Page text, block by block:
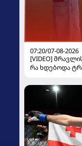
07:20/07-08-2026
[VIDEO]
რა ხდებოდა